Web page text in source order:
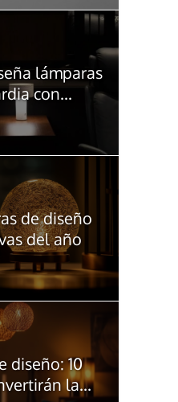
lámparas
con...
de diseño
del año
diseño: 10
la...